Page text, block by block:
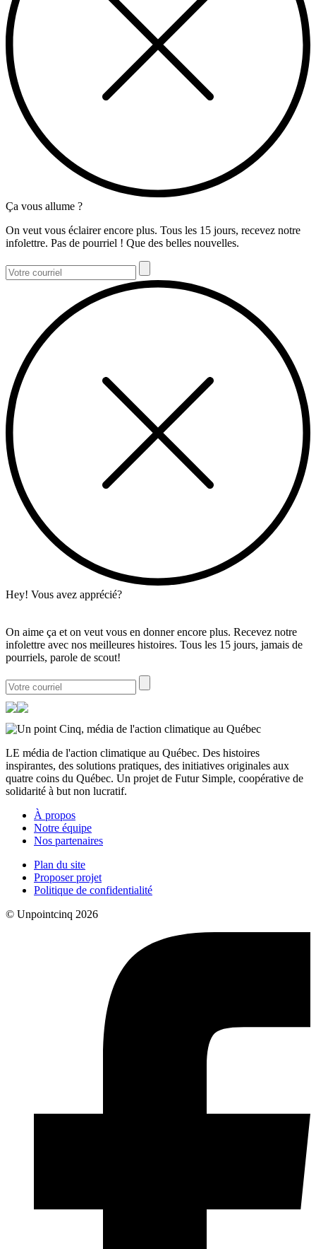
Ça vous allume ?
On veut vous éclairer encore plus. Tous les 15 jours, recevez notre
infolettre. Pas de pourriel ! Que des belles nouvelles.
Hey! Vous avez apprécié?
On aime ça et on veut vous en donner encore plus. Recevez notre
infolettre avec nos meilleures histoires. Tous les 15 jours, jamais de
pourriels, parole de scout!
LE média de l'action climatique au Québec. Des histoires
inspirantes, des solutions pratiques, des initiatives originales aux
quatre coins du Québec. Un projet de Futur Simple, coopérative de
solidarité à but non lucratif.
À propos
Notre équipe
Nos partenaires
Plan du site
Proposer projet
Politique de confidentialité
© Unpointcinq 2026